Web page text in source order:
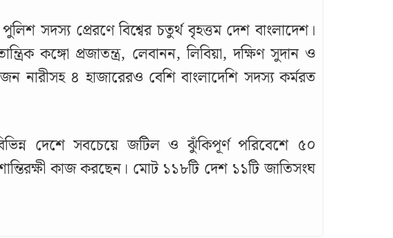
সদস্য প্রেরণে বিশ্বের চতুর্থ বৃহত্তম দেশ বাংলাদেশ।
কঙ্গো প্রজাতন্ত্র, লেবানন, লিবিয়া, দক্ষিণ সুদান ও
নারীসহ ৪ হাজারেরও বেশি বাংলাদেশি সদস্য কর্মরত
দেশে সবচেয়ে জটিল ও ঝুঁকিপূর্ণ পরিবেশে ৫০
কাজ করছেন। মোট ১১৮টি দেশ ১১টি জাতিসংঘ